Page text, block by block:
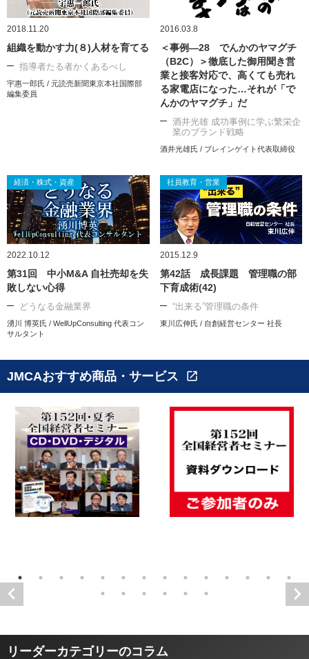
2018.11.20
組織を動かす力(８)人材を育てる
指導者たる者かくあるべし
宇惠一郎氏 / 元読売新聞東京本社国際部
編集委員
2016.03.8
＜事例―28 でんかのヤマグチ
（B2C）＞徹底した御用聞き営
業と接客対応で、高くても売れ
る家電店になった…それが「で
んかのヤマグチ」だ
酒井光雄 成功事例に学ぶ繁栄企
業のブランド戦略
酒井光雄氏 / ブレインゲイト代表取締役
経済・株式・資産
2022.10.12
第31回 中小M&A 自社売却を失
敗しない心得
どうなる金融業界
湧川 博英氏 / WellUpConsulting 代表コン
サルタント
社員教育・営業
2015.12.9
第42話 成長課題 管理職の部
下育成術(42)
“出来る”管理職の条件
東川広伸氏 / 自創経営センター 社長
JMCAおすすめ商品・サービス open_in_new
リーダーカテゴリーのコラム